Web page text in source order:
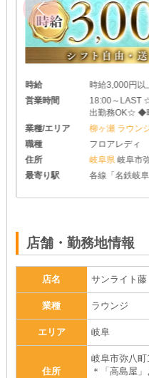
時給
時給3,000円
営業時間
18:00～LAST
出勤務OK☆ ◆
めさせて頂き
業種/エリア
柳ヶ瀬 ラウン
職種
フロアレディ
住所
岐阜県岐阜市
最寄り駅
各線「名鉄岐
店舗・勤務地情報
店名 サンライト藤
業種 ラウンジ
エリア 岐阜
住所
岐阜市弥八
＊「高島屋